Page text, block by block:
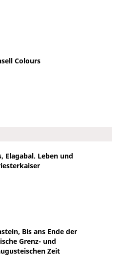
Colours
Elagabal. Leben und
Bis ans Ende der
Grenz- und
Zeit